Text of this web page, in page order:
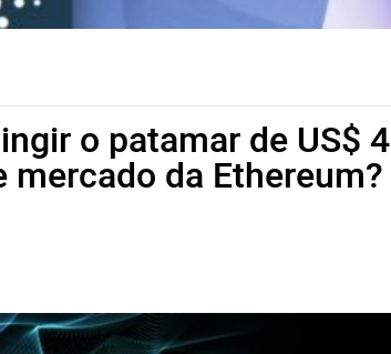
o patamar de US$ 4
da Ethereum?